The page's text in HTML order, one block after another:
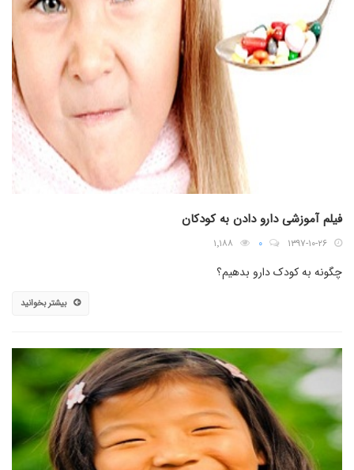
فیلم آموزشی دارو دادن به کودکان
۱۳۹۷-۱۰-۲۶ ۰ ۱٬۱۸۸
چگونه به کودک دارو بدهیم؟
بیشتر بخوانید